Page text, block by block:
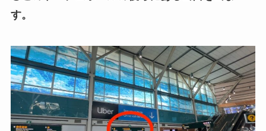
す。